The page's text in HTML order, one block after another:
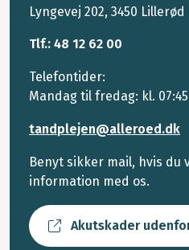
Lyngevej 202, 3450 Lillerød
Tlf.: 48 12 62 00
Telefontider:
Mandag til fredag: kl. 07:45
tandplejen@alleroed.dk
Benyt sikker mail, hvis du
information med os.
Akutskader